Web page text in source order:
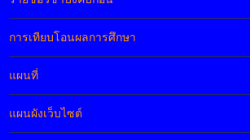
การเทียบโอนผลการศึกษา
แผนที่
แผนผังเว็บไซต์